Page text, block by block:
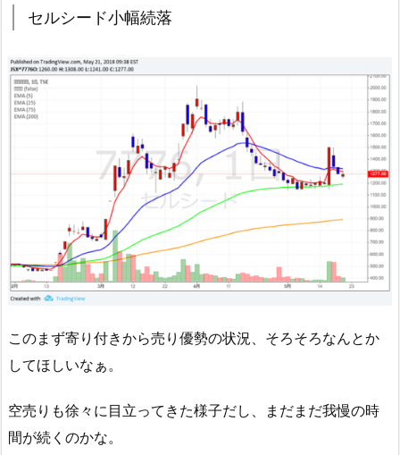
セルシード小幅続落
このまず寄り付きから売り優勢の状況、そろそろなんとか
してほしいなぁ。
空売りも徐々に目立ってきた様子だし、まだまだ我慢の時
間が続くのかな。